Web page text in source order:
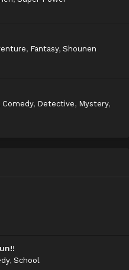
, Fantasy, Shounen
Comedy, Detective, Mystery,
, School